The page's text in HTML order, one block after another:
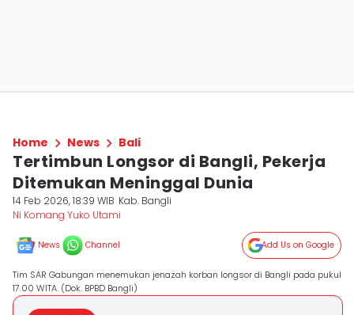
Home News Bali
Tertimbun Longsor di Bangli, Pekerja
Ditemukan Meninggal Dunia
14 Feb 2026, 18:39 WIB Kab. Bangli
Ni Komang Yuko Utami
News Channel Add Us on Google
Tim SAR Gabungan menemukan jenazah korban longsor di Bangli pada pukul
17.00 WITA. (Dok. BPBD Bangli)